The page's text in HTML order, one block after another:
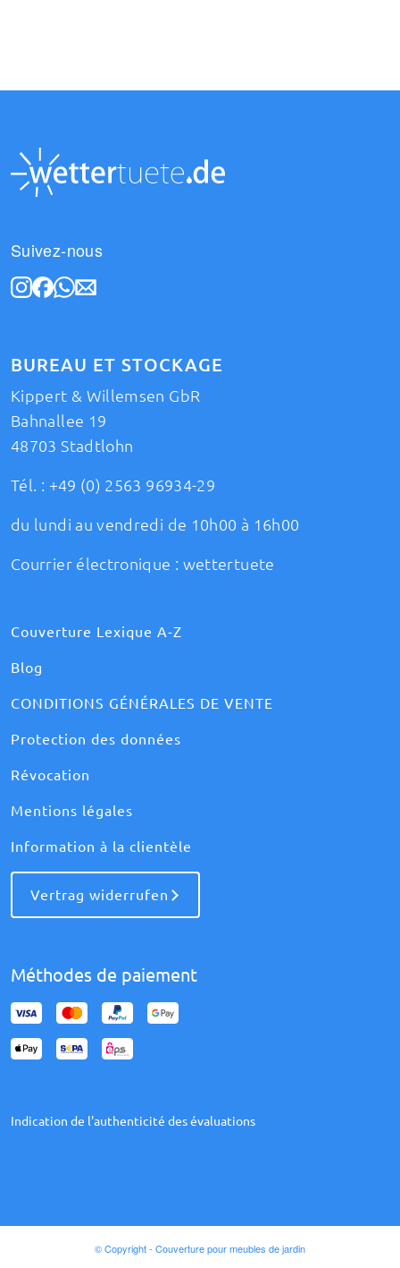
Suivez-nous
BUREAU ET STOCKAGE
Kippert & Willemsen GbR
Bahnallee 19
48703 Stadtlohn
Tél. : +49 (0) 2563 96934-29
du lundi au vendredi de 10h00 à 16h00
Courrier électronique : wettertuete
Couverture Lexique A-Z
Blog
CONDITIONS GÉNÉRALES DE VENTE
Protection des données
Révocation
Mentions légales
Information à la clientèle
Vertrag widerrufen
Méthodes de paiement
Indication de l'authenticité des évaluations
© Copyright - Couverture pour meubles de jardin